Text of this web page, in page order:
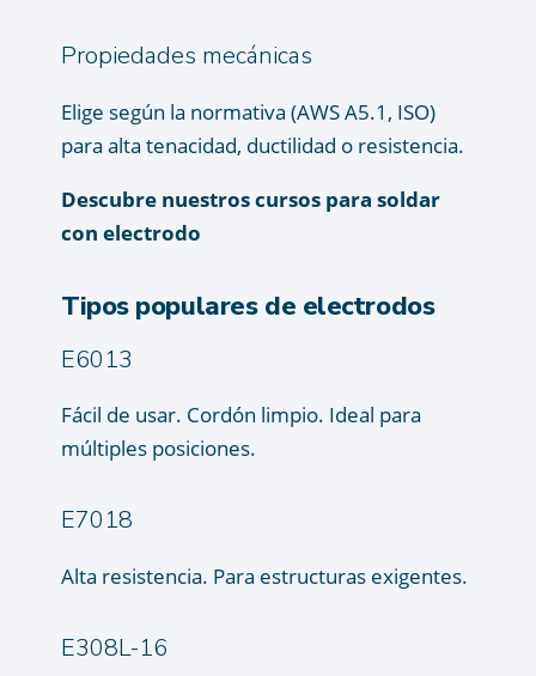
Propiedades mecánicas
Elige según la normativa (AWS A5.1, ISO)
para alta tenacidad, ductilidad o resistencia.
Descubre nuestros cursos para soldar
con electrodo
Tipos populares de electrodos
E6013
Fácil de usar. Cordón limpio. Ideal para
múltiples posiciones.
E7018
Alta resistencia. Para estructuras exigentes.
E308L-16